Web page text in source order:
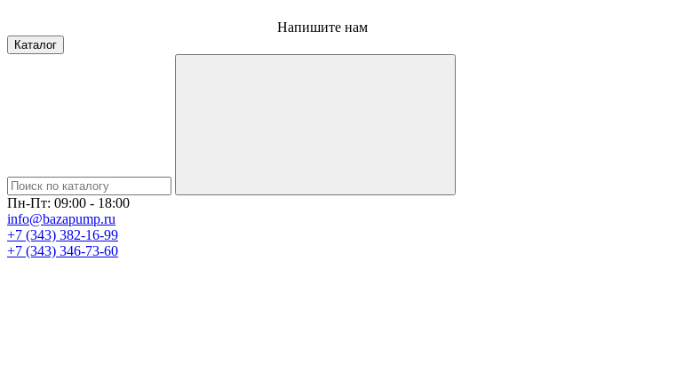
Напишите нам
Каталог
Пн-Пт: 09:00 - 18:00
info@bazapump.ru
+7 (343) 382-16-99
+7 (343) 346-73-‬60